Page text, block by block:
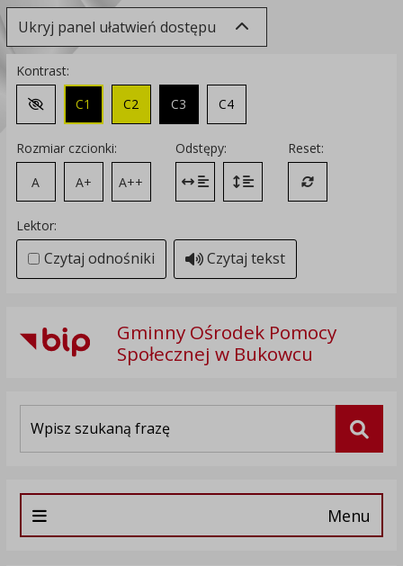
Ukryj panel ułatwień dostępu
Kontrast:
Zmień kontrast na domyślny
C1 C2 C3 C4
Rozmiar czcionki:
A
A+ A++
Odstępy:
Zmień odstęp między literami
Zmień interlinię i margines
Reset:
Przywróć
Lektor:
Czytaj odnośniki Czytaj tekst
Gminny Ośrodek Pomocy
Społecznej w Bukowcu
Menu